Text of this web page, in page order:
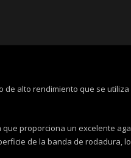
de alto rendimiento que se
proporciona un excelente
de la banda de rodadura,